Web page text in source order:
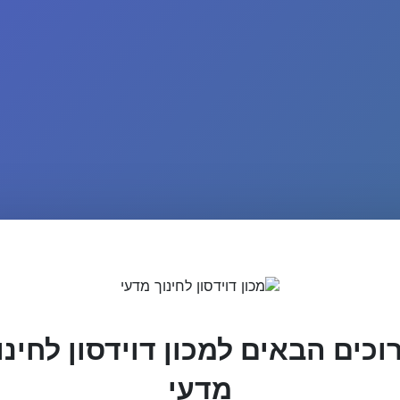
הבאים למכון דוידסון
מדעי